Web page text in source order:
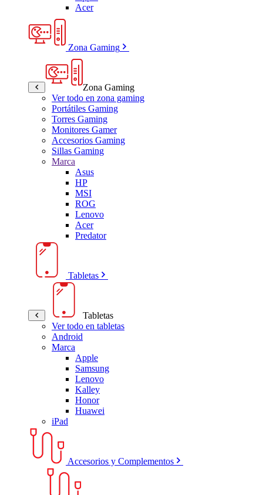
Acer
Zona Gaming
Zona Gaming
Ver todo en zona gaming
Portátiles Gaming
Torres Gaming
Monitores Gamer
Accesorios Gaming
Sillas Gaming
Marca
Asus
HP
MSI
ROG
Lenovo
Acer
Predator
Tabletas
Tabletas
Ver todo en tabletas
Android
Marca
Apple
Samsung
Lenovo
Kalley
Honor
Huawei
iPad
Accesorios y Complementos